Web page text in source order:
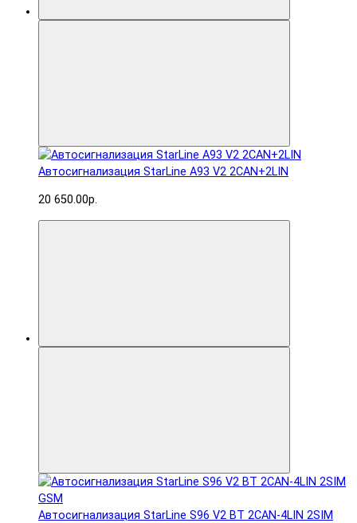
Автосигнализация StarLine A93 V2 2CAN+2LIN
20 650.00р.
Автосигнализация StarLine S96 V2 BT 2CAN-4LIN 2SIM